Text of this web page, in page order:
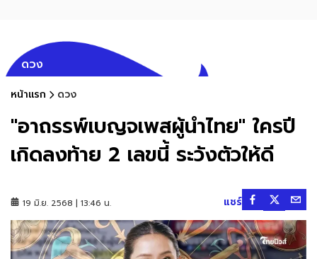
ดวง
หน้าแรก ดวง
"อาถรรพ์เบญจเพสผู้นำไทย" ใครปี
เกิดลงท้าย 2 เลขนี้ ระวังตัวให้ดี
19 มิ.ย. 2568 | 13:46 น. แชร์